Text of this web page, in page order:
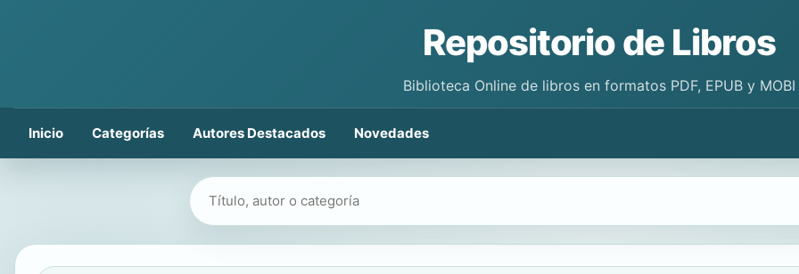
Repositorio de Libros
Biblioteca Online de libros en formatos PDF, EPUB y MOBI
Inicio Categorías Autores Destacados Novedades
Buscar libros